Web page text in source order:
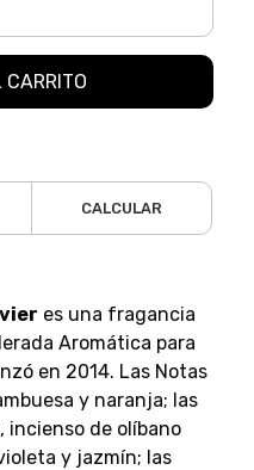
CARRITO
CALCULAR
es una fragancia
Aromática para
en 2014. Las Notas
y naranja; las
incienso de olíbano
y jazmín; las